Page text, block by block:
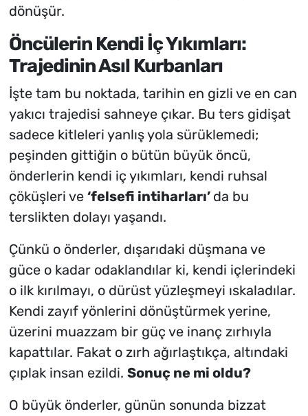
dönüşür.
Öncülerin Kendi İç Yıkımları:
Trajedinin Asıl Kurbanları
İşte tam bu noktada, tarihin en gizli ve en can
yakıcı trajedisi sahneye çıkar. Bu ters gidişat
sadece kitleleri yanlış yola sürüklemedi;
peşinden gittiğin o bütün büyük öncü,
önderlerin kendi iç yıkımları, kendi ruhsal
çöküşleri ve ‘felsefi intiharları’ da bu
terslikten dolayı yaşandı.
Çünkü o önderler, dışarıdaki düşmana ve
güce o kadar odaklandılar ki, kendi içlerindeki
o ilk kırılmayı, o dürüst yüzleşmeyi ıskaladılar.
Kendi zayıf yönlerini dönüştürmek yerine,
üzerini muazzam bir güç ve inanç zırhıyla
kapattılar. Fakat o zırh ağırlaştıkça, altındaki
çıplak insan ezildi. Sonuç ne mi oldu?
O büyük önderler, günün sonunda bizzat